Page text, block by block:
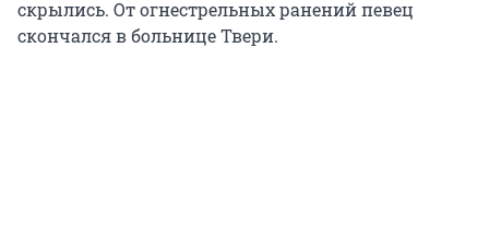
скрылись. От огнестрельных ранений певец
скончался в больнице Твери.